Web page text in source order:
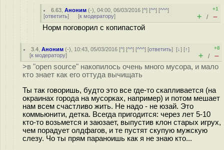
6.63 ,Аноним (-), 04:00, 06/03/2016 [^] [^^] [^^^]
[ответить] [к модератору]
+1
+ / –
Норм поговорил с копипастой
3.4 ,Аноним (-), 10:43, 05/03/2016 [^] [^^] [^^^] [ответить][↓] [↑]
[к модератору]
+8
+ / –
>в "open source" накопилось очень много мусора, и мало
кто знает как его оттуда вычищать
Ты так говоришь, будто это все где-то скапливается (на
окраинах города на мусорках, например) и потом мешает
нам всем счастливо жить. Не надо - не юзай. Это
коммьюнити, детка. Всегда пригодится: через лет 5-10
кто-то возьмется и заюзает, выпустив клон старых игрух,
чем порадует олдфагов, и те пустят скупую мужскую
слезу. Чо ты прям параноишь как я не знаю кто...